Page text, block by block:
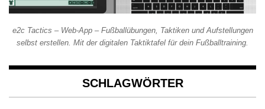
e2c Tactics – Web-App – Fußballübungen, Taktiken und Aufstellungen
selbst erstellen. Mit der digitalen Taktiktafel für dein Fußballtraining.
SCHLAGWÖRTER